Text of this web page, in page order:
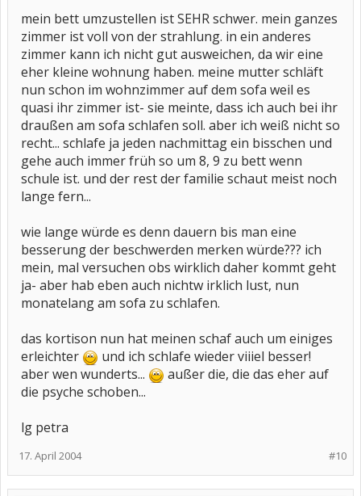
mein bett umzustellen ist SEHR schwer. mein ganzes
zimmer ist voll von der strahlung. in ein anderes
zimmer kann ich nicht gut ausweichen, da wir eine
eher kleine wohnung haben. meine mutter schläft
nun schon im wohnzimmer auf dem sofa weil es
quasi ihr zimmer ist- sie meinte, dass ich auch bei ihr
draußen am sofa schlafen soll. aber ich weiß nicht so
recht... schlafe ja jeden nachmittag ein bisschen und
gehe auch immer früh so um 8, 9 zu bett wenn
schule ist. und der rest der familie schaut meist noch
lange fern...
wie lange würde es denn dauern bis man eine
besserung der beschwerden merken würde??? ich
mein, mal versuchen obs wirklich daher kommt geht
ja- aber hab eben auch nichtw irklich lust, nun
monatelang am sofa zu schlafen.
das kortison nun hat meinen schaf auch um einiges
erleichter
und ich schlafe wieder viiiel besser!
aber wen wunderts...
außer die, die das eher auf
die psyche schoben...
lg petra
#10
17. April 2004